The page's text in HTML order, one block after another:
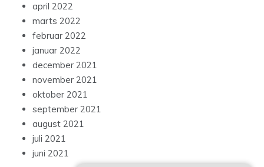
april 2022
marts 2022
februar 2022
januar 2022
december 2021
november 2021
oktober 2021
september 2021
august 2021
juli 2021
juni 2021